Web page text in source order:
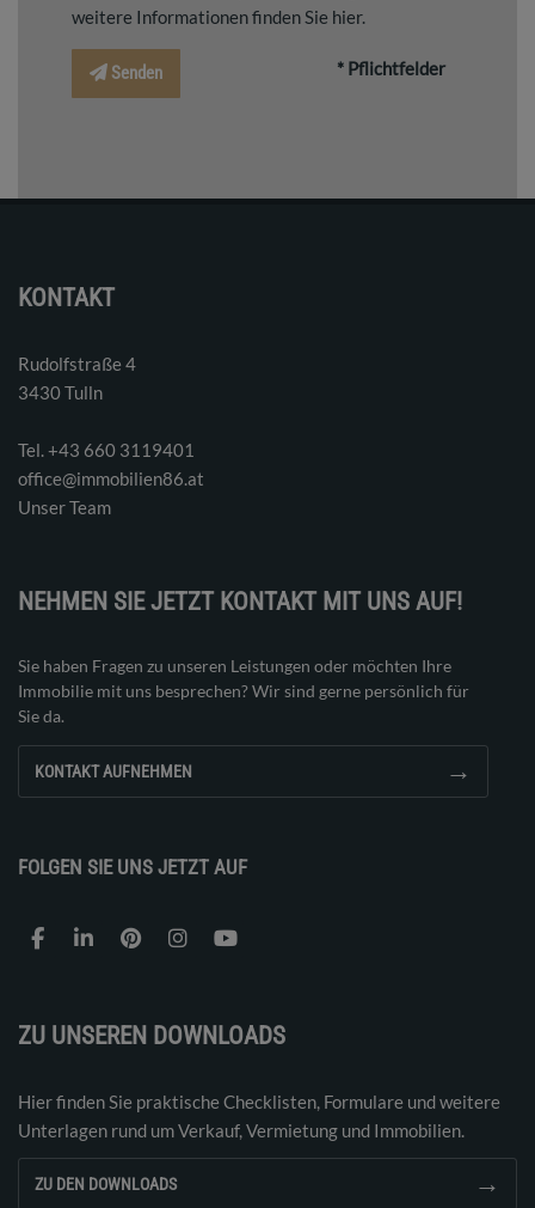
weitere Informationen finden Sie hier.
Senden * Pflichtfelder
KONTAKT
Rudolfstraße 4
3430 Tulln
Tel. ‭+43 660 3119401‬
office@immobilien86.at
Unser Team
NEHMEN SIE JETZT KONTAKT MIT UNS AUF!
Sie haben Fragen zu unseren Leistungen oder möchten Ihre
Immobilie mit uns besprechen? Wir sind gerne persönlich für
Sie da.
KONTAKT AUFNEHMEN →
FOLGEN SIE UNS JETZT AUF
ZU UNSEREN DOWNLOADS
Hier finden Sie praktische Checklisten, Formulare und weitere
Unterlagen rund um Verkauf, Vermietung und Immobilien.
ZU DEN DOWNLOADS →